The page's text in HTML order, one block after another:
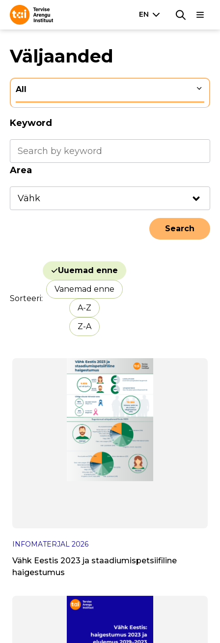
Väljaanded
All
Keyword
Area
Sorteeri
Uuemad enne
Vanemad enne
A-Z
Z-A
INFOMATERJAL 2026
Vähk Eestis 2023 ja staadiumispetsiifiline
haigestumus